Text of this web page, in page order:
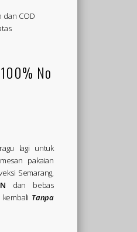
dan COD
No
lagi untuk
pakaian
Semarang,
dan bebas
Tanpa